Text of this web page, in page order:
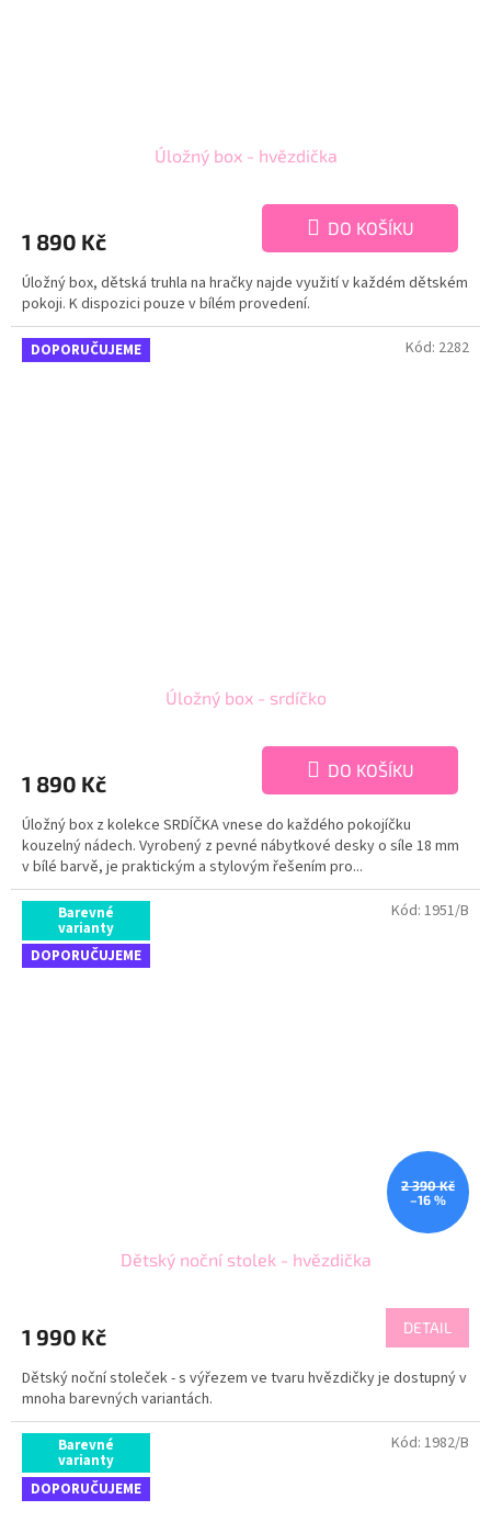
Úložný box - hvězdička
1 890 Kč
DO KOŠÍKU
Úložný box, dětská truhla na hračky najde využití v každém dětském
pokoji. K dispozici pouze v bílém provedení.
DOPORUČUJEME
Úložný box - srdíčko
1 890 Kč
DO KOŠÍKU
Úložný box z kolekce SRDÍČKA vnese do každého pokojíčku
kouzelný nádech. Vyrobený z pevné nábytkové desky o síle 18 mm
v bílé barvě, je praktickým a stylovým řešením pro...
Kód: 2282
Barevné
varianty
DOPORUČUJEME
2 390 Kč
–16 %
Dětský noční stolek - hvězdička
1 990 Kč DETAIL
Dětský noční stoleček - s výřezem ve tvaru hvězdičky je dostupný v
mnoha barevných variantách.
Kód: 1951/B
Barevné
varianty
DOPORUČUJEME
Kód: 1982/B